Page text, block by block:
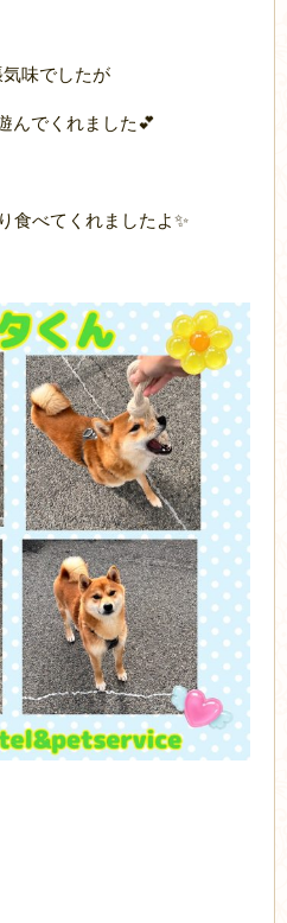
味でしたが
んでくれました💕
食べてくれましたよ✨